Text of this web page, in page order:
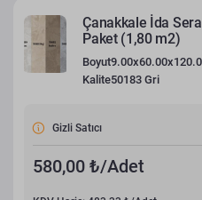
Çanakkale İda
Paket (1,80 m2)
Boyut
Kalite50183 Gri
Gizli Satıcı
580,00 ₺/Adet